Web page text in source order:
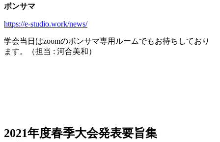
ボンサマ
https://e-studio.work/news/
学会当日はzoomのボンサマ専用ルームでもお待ちしており
ます。（担当 : 河合美和）
2021年度春季大会発表要旨集